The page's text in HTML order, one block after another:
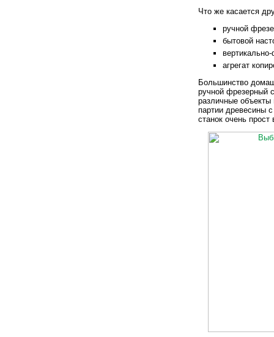
Что же касается
ручной
бытовой
агрегат
Большинство
ручной фрезерный
различные объекты
партии древесины
станок очень